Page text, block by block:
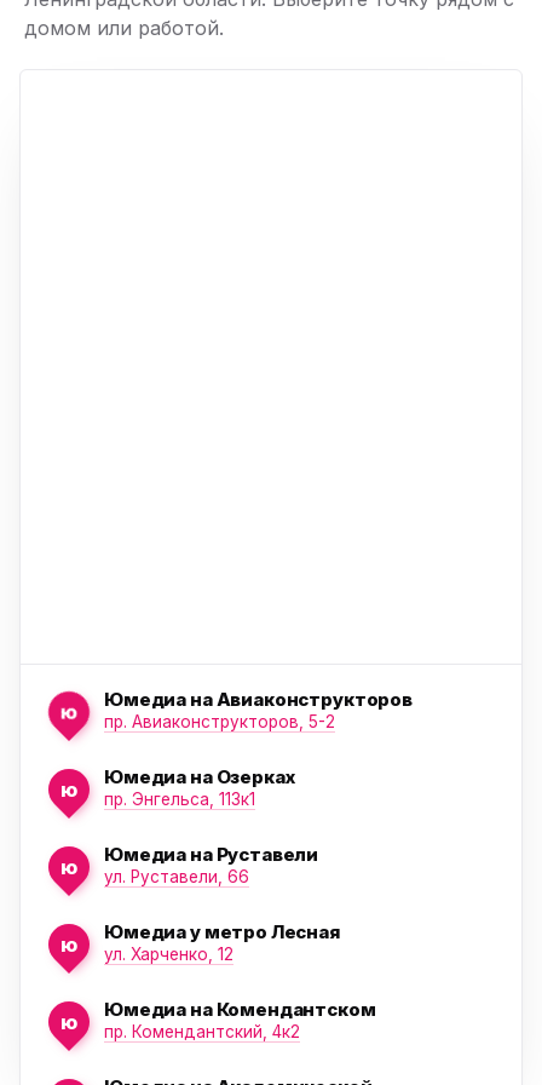
домом или работой.
ю
Юмедиа на Авиаконструкторов
пр. Авиаконструкторов, 5-2
ю
Юмедиа на Озерках
пр. Энгельса, 113к1
ю
Юмедиа на Руставели
ул. Руставели, 66
ю
Юмедиа у метро Лесная
ул. Харченко, 12
ю
Юмедиа на Комендантском
пр. Комендантский, 4к2